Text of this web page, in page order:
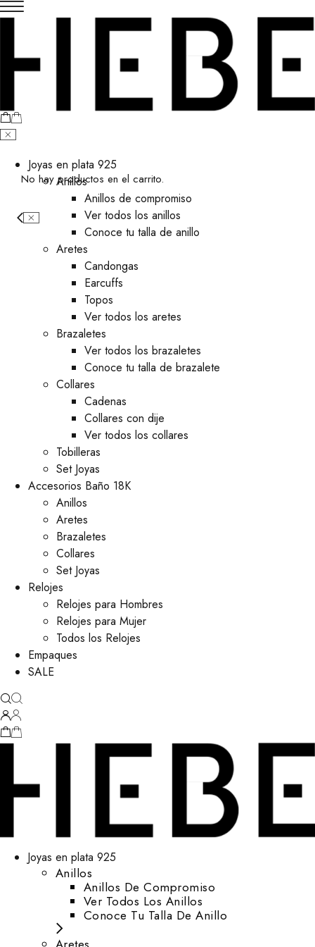
No hay productos en el carrito.
Joyas en plata 925
Anillos
Anillos de compromiso
Ver todos los anillos
Conoce tu talla de anillo
Aretes
⁠Candongas
Earcuffs
Topos
Ver todos los aretes
Brazaletes
Ver todos los brazaletes
Conoce tu talla de brazalete
Collares
Cadenas
Collares con dije
Ver todos los collares
Tobilleras
Set Joyas
Accesorios Baño 18K
Anillos
Aretes
Brazaletes
Collares
Set Joyas
Relojes
Relojes para Hombres
Relojes para Mujer
Todos los Relojes
Empaques
SALE
Joyas en plata 925
Anillos
Anillos De Compromiso
Ver Todos Los Anillos
Conoce Tu Talla De Anillo